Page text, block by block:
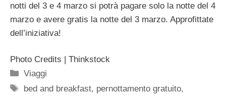
notti del 3 e 4 marzo si potrà pagare solo la notte del 4
marzo e avere gratis la notte del 3 marzo. Approfittate
dell’iniziativa!
Photo Credits | Thinkstock
Categorie
Viaggi
Tag
bed and breakfast, pernottamento gratuito,